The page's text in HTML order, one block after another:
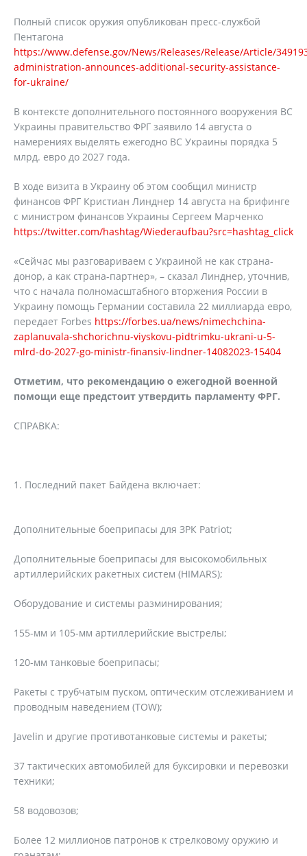
Полный список оружия опубликован пресс-службой
Пентагона
https://www.defense.gov/News/Releases/Release/Article/
administration-announces-additional-security-assistance-
for-ukraine/
В контексте дополнительного постоянного вооружения ВС
Украины правительство ФРГ заявило 14 августа о
намерениях выделять ежегодно ВС Украины порядка 5
млрд. евро до 2027 года.
В ходе визита в Украину об этом сообщил министр
финансов ФРГ Кристиан Линднер 14 августа на брифинге
с министром финансов Украины Сергеем Марченко
https://twitter.com/hashtag/Wiederaufbau?src=hashtag_click
«Сейчас мы разговариваем с Украиной не как страна-
донор, а как страна-партнер», – сказал Линднер, уточнив,
что с начала полномасштабного вторжения России в
Украину помощь Германии составила 22 миллиарда евро,
передает Forbes https://forbes.ua/news/nimechchina-
zaplanuvala-shchorichnu-viyskovu-pidtrimku-ukrani-u-5-
mlrd-do-2027-go-ministr-finansiv-lindner-14082023-15404
Отметим, что рекомендацию о ежегодной военной
помощи еще предстоит утвердить парламенту ФРГ.
СПРАВКА:
Последний пакет Байдена включает:
Дополнительные боеприпасы для ЗРК Patriot;
Дополнительные боеприпасы для высокомобильных
артиллерийских ракетных систем (HIMARS);
Оборудование и системы разминирования;
155-мм и 105-мм артиллерийские выстрелы;
120-мм танковые боеприпасы;
Ракеты с трубчатым пуском, оптическим отслеживанием и
проводным наведением (TOW);
Javelin и другие противотанковые системы и ракеты;
37 тактических автомобилей для буксировки и перевозки
техники;
58 водовозов;
Более 12 миллионов патронов к стрелковому оружию и